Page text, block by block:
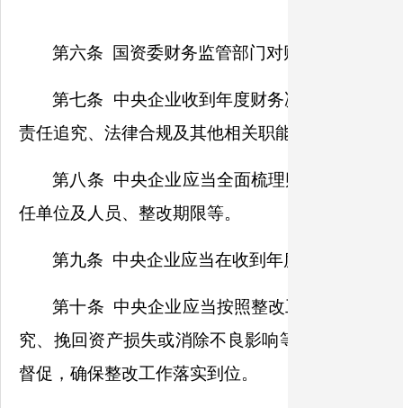
第六条 国资委财务监管部门对财务决算审核
第七条 中央企业收到年度财务决算批复后，
责任追究、法律合规及其他相关职能部门参与的
第八条 中央企业应当全面梳理财务决算审核
任单位及人员、整改期限等。
第九条 中央企业应当在收到年度财务决算批
第十条 中央企业应当按照整改工作方案，对
究、挽回资产损失或消除不良影响等方面评估整
督促，确保整改工作落实到位。